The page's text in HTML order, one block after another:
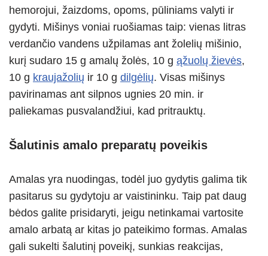
hemorojui, žaizdoms, opoms, pūliniams valyti ir
gydyti. Mišinys voniai ruošiamas taip: vienas litras
verdančio vandens užpilamas ant žolelių mišinio,
kurį sudaro 15 g amalų žolės, 10 g ąžuolų žievės,
10 g kraujažolių ir 10 g dilgėlių. Visas mišinys
pavirinamas ant silpnos ugnies 20 min. ir
paliekamas pusvalandžiui, kad pritrauktų.
Šalutinis amalo preparatų poveikis
Amalas yra nuodingas, todėl juo gydytis galima tik
pasitarus su gydytoju ar vaistininku. Taip pat daug
bėdos galite prisidaryti, jeigu netinkamai vartosite
amalo arbatą ar kitas jo pateikimo formas. Amalas
gali sukelti šalutinį poveikį, sunkias reakcijas,